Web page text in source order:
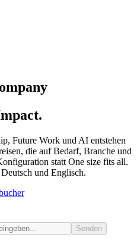
Future Work und AI entstehen
die auf Bedarf, Branche und
statt One size fits all.
und Englisch.
Senden